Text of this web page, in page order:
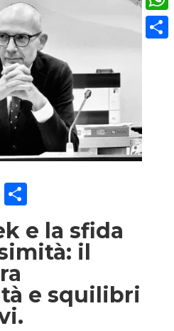
Condividi
e la sfida
il
e squilibri